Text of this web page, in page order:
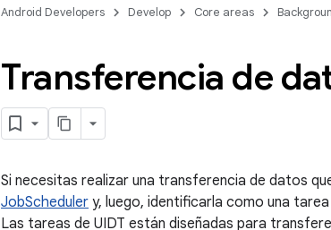
Android Developers Develop Core areas
Transferencia de
Si necesitas realizar una transferencia de datos
JobScheduler y, luego, identificarla como una
Las tareas de UIDT están diseñadas para